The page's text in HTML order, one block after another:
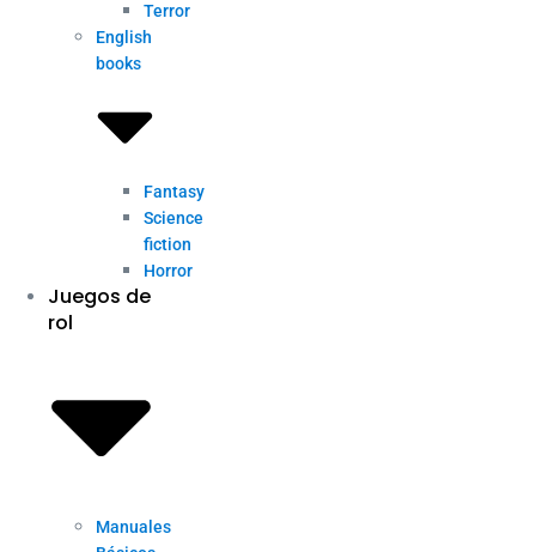
Terror
English
books
Fantasy
Science
fiction
Horror
Juegos de
rol
Manuales